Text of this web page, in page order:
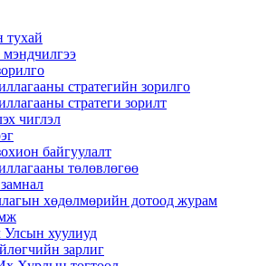
тухай
стратегийн зорилго
стратеги зорилт
чиглэл
байгуулалт
төлөвлөгөө
хөдөлмөрийн дотоод журам
хуулиуд
зарлиг